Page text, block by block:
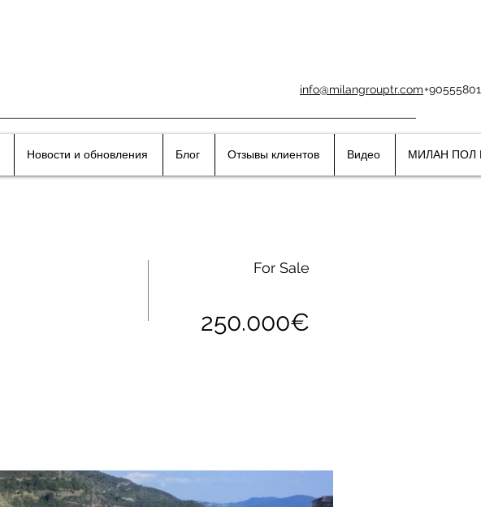
info@milangrouptr.com
Новости и обновления Блог Отзывы клиентов Видео МИЛАН ПОЛ
For Sale
250.000€